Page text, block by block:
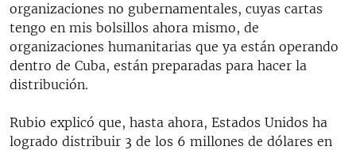
organizaciones no gubernamentales, cuyas cartas
tengo en mis bolsillos ahora mismo, de
organizaciones humanitarias que ya están operando
dentro de Cuba, están preparadas para hacer la
distribución.
Rubio explicó que, hasta ahora, Estados Unidos ha
logrado distribuir 3 de los 6 millones de dólares en